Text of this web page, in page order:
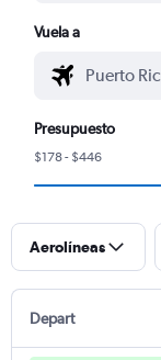
Vuela a
Presupuesto
$178 - $446
Aerolíneas
Depart